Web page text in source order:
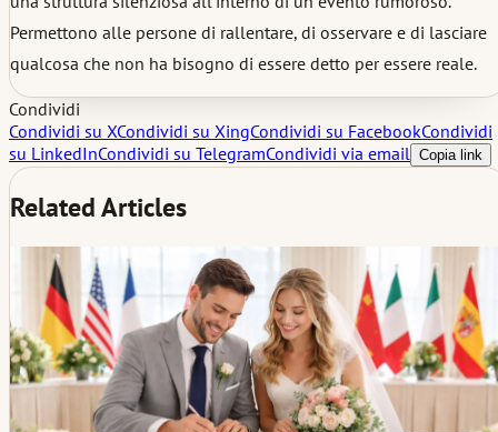
Permettono alle persone di rallentare, di osservare e di lasciare
qualcosa che non ha bisogno di essere detto per essere reale.
Condividi
Condividi su XCondividi su XingCondividi su FacebookCondividi
su LinkedInCondividi su TelegramCondividi via email Copia link
Related Articles